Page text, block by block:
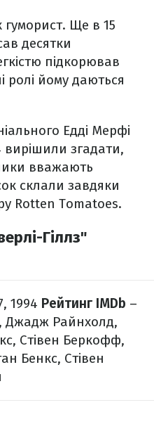
гуморист. Ще в 15
десятки
підкорював
ролі йому даються
Едді Мерфі
вирішили згадати,
вважають
склали завдяки
Rotten Tomatoes.
Гіллз"
1994 Рейтинг IMDb –
Джадж Райнхолд,
Стівен Беркофф,
Бенкс, Стівен